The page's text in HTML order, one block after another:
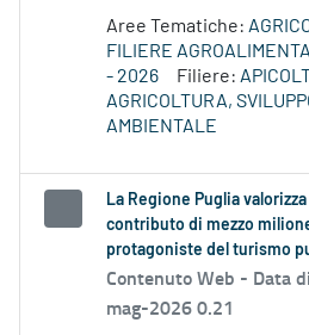
Aree Tematiche:
FILIERE
- 2026
Filiere:
AGRICOLTURA,
AMBIENTALE
La Regione Puglia
contributo di mezzo
protagoniste del turismo
Contenuto Web - Data
mag-2026 0.21